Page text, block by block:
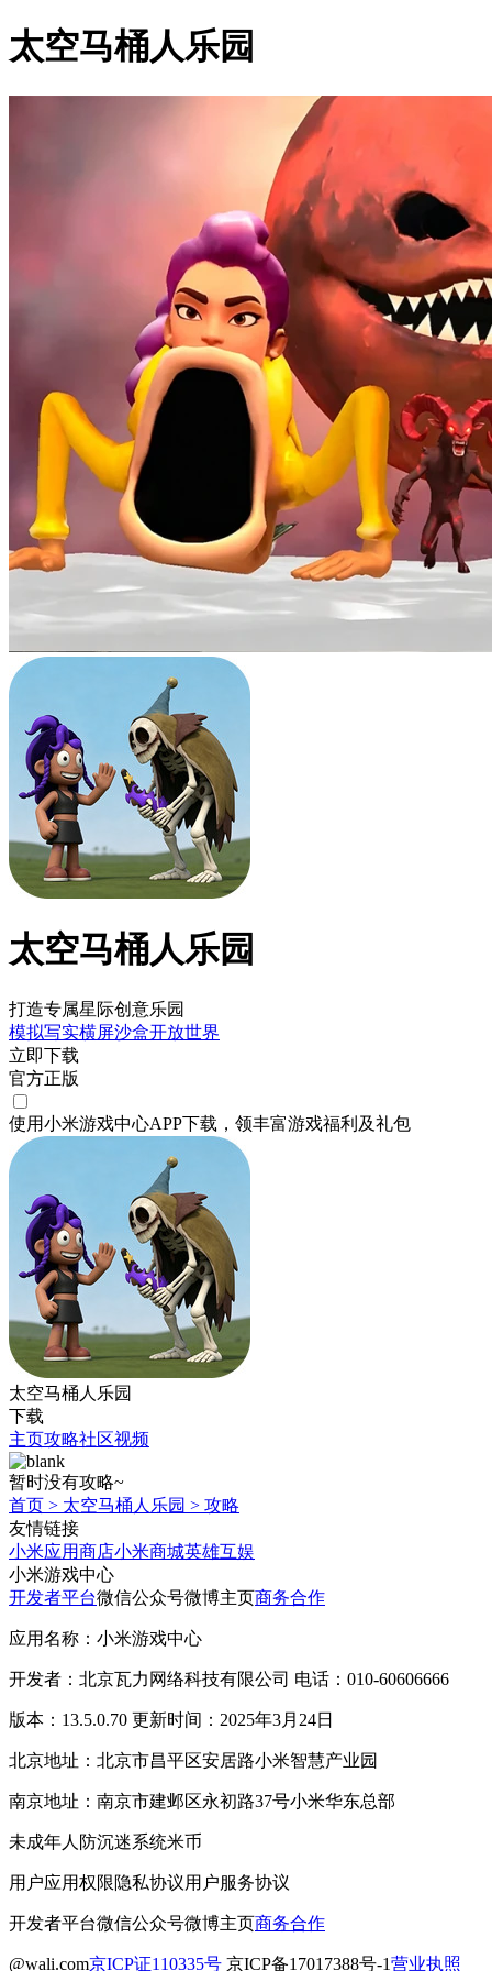
太空马桶人乐园
太空马桶人乐园
打造专属星际创意乐园
模拟写实横屏沙盒开放世界
立即下载
官方正版
使用小米游戏中心APP下载 ，领丰富游戏福利 及礼包
太空马桶人乐园
下载
主页攻略社区视频
暂时没有攻略~
首页 > 太空马桶人乐园 > 攻略
友情链接
小米应用商店小米商城英雄互娱
小米游戏中心
开发者平台微信公众号微博主页商务合作
应用名称：小米游戏中心
开发者：北京瓦力网络科技有限公司 电话：010-60606666
版本：13.5.0.70 更新时间：2025年3月24日
北京地址：北京市昌平区安居路小米智慧产业园
南京地址：南京市建邺区永初路37号小米华东总部
未成年人防沉迷系统米币
用户应用权限隐私协议用户服务协议
开发者平台微信公众号微博主页商务合作
@wali.com京ICP证110335号 京ICP备17017388号-1营业执照